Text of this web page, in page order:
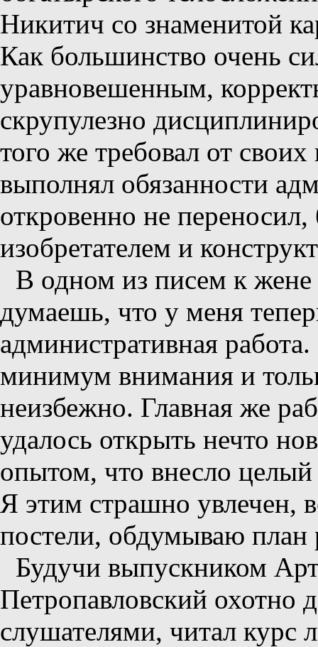
Никитич со знаменитой
Как большинство очень
уравновешенным,
скрупулезно
того же требовал от
выполнял обязанности
откровенно не
изобретателем и
В одном из писем к
думаешь, что у меня
административная
минимум внимания и
неизбежно. Главная же
удалось открыть нечто
опытом, что внесло
Я этим страшно увлечен,
постели, обдумываю
Будучи выпускником
Петропавловский охотно
слушателями, читал курс